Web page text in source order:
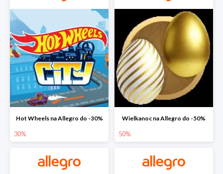
Hot Wheels na Allegro do -30%
30%
Wielkanoc na Allegro do -50%
50%